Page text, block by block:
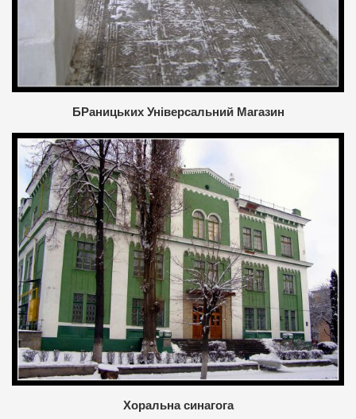
БРаницьких Універсальний Магазин
Хоральна синагога